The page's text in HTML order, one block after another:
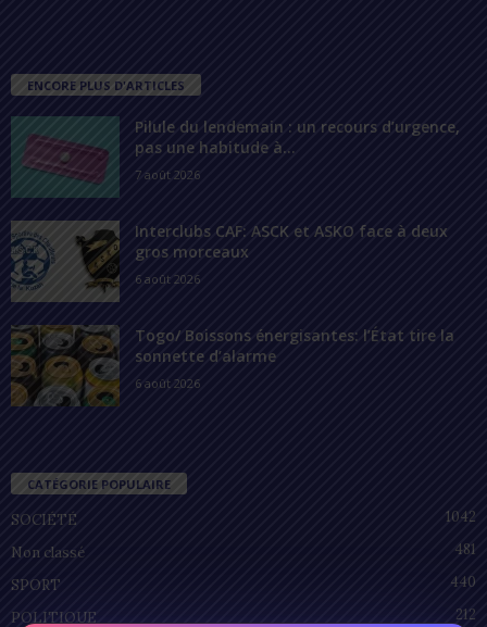
ENCORE PLUS D'ARTICLES
Pilule du lendemain : un recours d’urgence,
pas une habitude à...
7 août 2026
Interclubs CAF: ASCK et ASKO face à deux
gros morceaux
6 août 2026
Togo/ Boissons énergisantes: l’État tire la
sonnette d’alarme
6 août 2026
CATÉGORIE POPULAIRE
SOCIÉTÉ
1042
Non classé
481
SPORT
440
POLITIQUE
212